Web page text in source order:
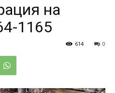
сам
на
1165
0
614